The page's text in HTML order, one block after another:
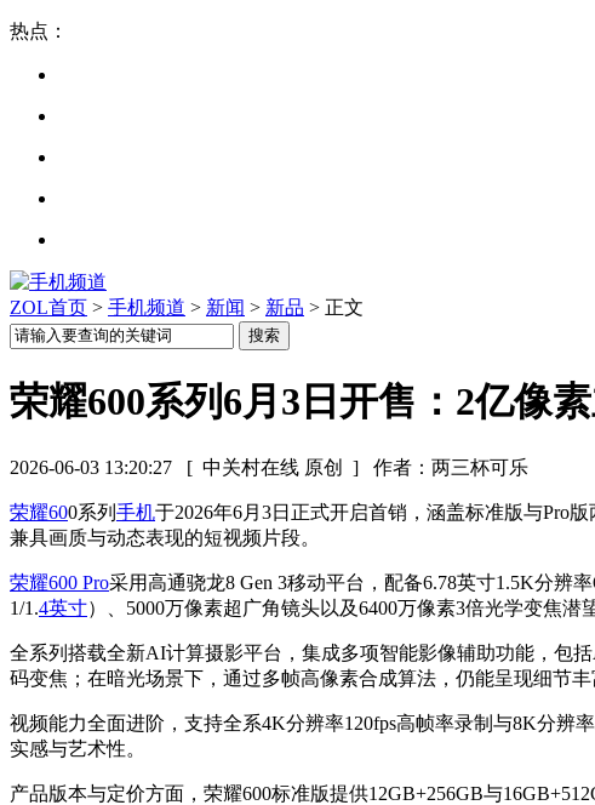
热点：
ZOL首页 > 手机频道 > 新闻 > 新品 > 正文
荣耀600系列6月3日开售：2亿像
2026-06-03 13:20:27 [ 中关村在线 原创 ] 作者：两三杯可乐
荣耀600系列 手机于2026年6月3日正式开启首销，涵盖标准版与Pro
兼具画质与动态表现的短视频片段。
荣耀600 Pro采用高通骁龙8 Gen 3移动平台，配备6.78英寸1.5K分辨
1/1.4英寸）、5000万像素超广角镜头以及6400万像素3倍光学变焦
全系列搭载全新AI计算摄影平台，集成多项智能影像辅助功能，包
码变焦；在暗光场景下，通过多帧高像素合成算法，仍能呈现细节丰
视频能力全面进阶，支持全系4K分辨率120fps高帧率录制与8K分辨
实感与艺术性。
产品版本与定价方面，荣耀600标准版提供12GB+256GB与